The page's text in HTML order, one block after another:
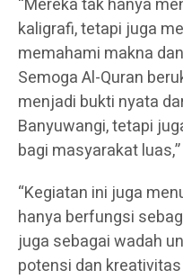
kaligrafi, tetapi juga
memahami makna
Semoga Al-Quran
menjadi bukti nyata
Banyuwangi, tetapi
bagi masyarakat
“Kegiatan ini juga
hanya berfungsi
juga sebagai wadah
potensi dan